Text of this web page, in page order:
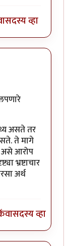
सदस्य व्हा
byगामा पैलवान
असते तर
ते मागे
असे आरोप
भ्रष्टाचार
अर्थ
सदस्य व्हा